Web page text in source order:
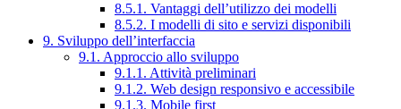
8.5.1. Vantaggi dell’utilizzo dei modelli
8.5.2. I modelli di sito e servizi disponibili
9. Sviluppo dell’interfaccia
9.1. Approccio allo sviluppo
9.1.1. Attività preliminari
9.1.2. Web design responsivo e accessibile
9.1.3. Mobile first